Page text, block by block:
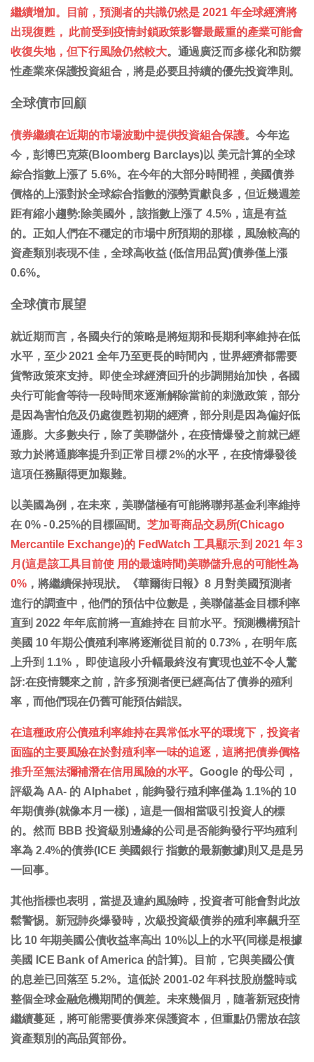
繼續增加。目前，預測者的共識仍然是 2021 年全球經濟將
出現復甦， 此前受到疫情封鎖政策影響最嚴重的產業可能會
收復失地，但下行風險仍然較大。通過廣泛而多樣化和防禦
性產業來保護投資組合，將是必要且持續的優先投資準則。
全球債市回顧
債券繼續在近期的市場波動中提供投資組合保護。今年迄
今，彭博巴克萊(Bloomberg Barclays)以 美元計算的全球
綜合指數上漲了 5.6%。在今年的大部分時間裡，美國債券
價格的上漲對於全球綜合指數的漲勢貢獻良多，但近幾週差
距有縮小趨勢:除美國外，該指數上漲了 4.5%，這是有益
的。正如人們在不穩定的市場中所預期的那樣，風險較高的
資產類別表現不佳，全球高收益 (低信用品質)債券僅上漲
0.6%。
全球債市展望
就近期而言，各國央行的策略是將短期和長期利率維持在低
水平，至少 2021 全年乃至更長的時間內，世界經濟都需要
貨幣政策來支持。即使全球經濟回升的步調開始加快，各國
央行可能會等待一段時間來逐漸解除當前的刺激政策，部分
是因為害怕危及仍處復甦初期的經濟，部分則是因為偏好低
通膨。大多數央行，除了美聯儲外，在疫情爆發之前就已經
致力於將通膨率提升到正常目標 2%的水平，在疫情爆發後
這項任務顯得更加艱難。
以美國為例，在未來，美聯儲極有可能將聯邦基金利率維持
在 0% - 0.25%的目標區間。芝加哥商品交易所(Chicago
Mercantile Exchange)的 FedWatch 工具顯示:到 2021 年 3
月(這是該工具目前使 用的最遠時間)美聯儲升息的可能性為
0%，將繼續保持現狀。《華爾街日報》8 月對美國預測者
進行的調查中，他們的預估中位數是，美聯儲基金目標利率
直到 2022 年年底前將一直維持在 目前水平。預測機構預計
美國 10 年期公債殖利率將逐漸從目前的 0.73%，在明年底
上升到 1.1%， 即使這段小升幅最終沒有實現也並不令人驚
訝:在疫情襲來之前，許多預測者便已經高估了債券的殖利
率，而他們現在仍舊可能預估錯誤。
在這種政府公債殖利率維持在異常低水平的環境下，投資者
面臨的主要風險在於對殖利率一味的追逐，這將把債券價格
推升至無法彌補潛在信用風險的水平。Google 的母公司，
評級為 AA- 的 Alphabet，能夠發行殖利率僅為 1.1%的 10
年期債券(就像本月一樣)，這是一個相當吸引投資人的標
的。然而 BBB 投資級別邊緣的公司是否能夠發行平均殖利
率為 2.4%的債券(ICE 美國銀行 指數的最新數據)則又是是另
一回事。
其他指標也表明，當提及違約風險時，投資者可能會對此放
鬆警惕。新冠肺炎爆發時，次級投資級債券的殖利率飆升至
比 10 年期美國公債收益率高出 10%以上的水平(同樣是根據
美國 ICE Bank of America 的計算)。目前，它與美國公債
的息差已回落至 5.2%。這低於 2001-02 年科技股崩盤時或
整個全球金融危機期間的價差。未來幾個月，隨著新冠疫情
繼續蔓延，將可能需要債券來保護資本，但重點仍需放在該
資產類別的高品質部份。